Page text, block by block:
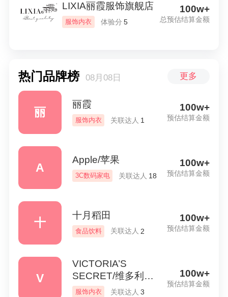
LIXIA丽霞服饰旗舰店
服饰内衣 体验分 5
100w+
总预估结算金额
热门品牌榜 08月08日 更多
丽
丽霞
服饰内衣 关联达人 1
100w+
预估结算金额
A
Apple/苹果
3C数码家电 关联达人 18
100w+
预估结算金额
十
十月稻田
食品饮料 关联达人 2
100w+
预估结算金额
V
VICTORIA’S
SECRET/维多利亚
的秘密
服饰内衣 关联达人 3
100w+
预估结算金额